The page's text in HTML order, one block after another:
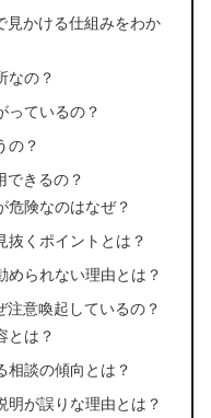
見かける仕組みをわか
なの？
っているの？
の？
できるの？
危険なのはなぜ？
抜くポイントとは？
められない理由とは？
意喚起しているの？
とは？
相談の傾向とは？
明が誤りな理由とは？